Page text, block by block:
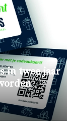
in twee jaar